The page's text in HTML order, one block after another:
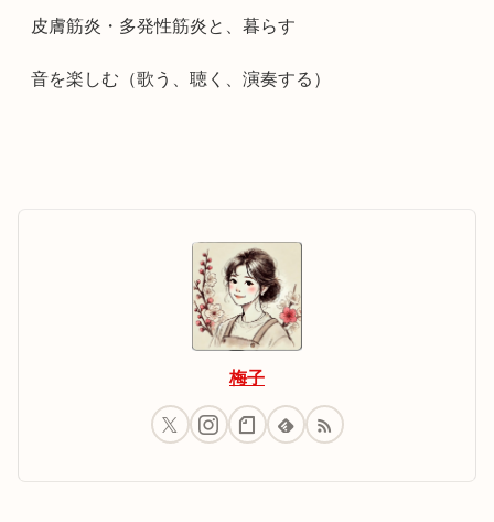
皮膚筋炎・多発性筋炎と、暮らす
音を楽しむ（歌う、聴く、演奏する）
梅子